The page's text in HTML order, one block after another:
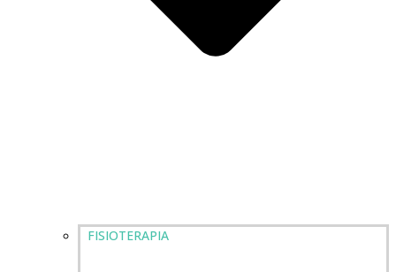
FISIOTERAPIA